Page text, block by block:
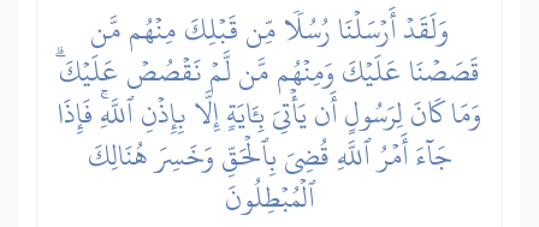
وَلَقَدۡ أَرۡسَلۡنَا رُسُلٗا مِّن قَبۡلِكَ مِنۡهُم مَّن
قَصَصۡنَا عَلَيۡكَ وَمِنۡهُم مَّن لَّمۡ نَقۡصُصۡ عَلَيۡكَۗ
وَمَا كَانَ لِرَسُولٍ أَن يَأۡتِيَ بِـَٔايَةٍ إِلَّا بِإِذۡنِ ٱللَّهِۚ فَإِذَا
جَآءَ أَمۡرُ ٱللَّهِ قُضِيَ بِٱلۡحَقِّ وَخَسِرَ هُنَالِكَ
ٱلۡمُبۡطِلُونَ